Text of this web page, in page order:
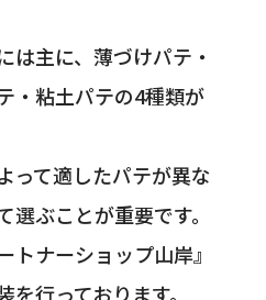
は主に、薄づけパテ・
・粘土パテの4種類が
って適したパテが異な
ぶことが重要です。
ナーショップ山岸』
行っております。